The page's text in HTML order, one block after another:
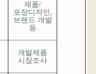
제품/
포장디자인,
브랜드 개발
등
개발제품
시장조사